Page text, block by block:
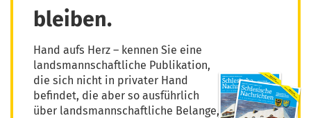
bleiben.
Hand aufs Herz – kennen Sie eine
landsmannschaftliche Publikation,
die sich nicht in privater Hand
befindet, die aber so ausführlich
über landsmannschaftliche Belange,